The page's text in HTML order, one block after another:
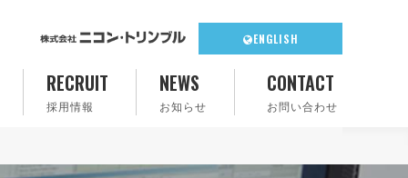
ENGLISH
RECRUIT
採用情報
NEWS
お知らせ
CONTACT
お問い合わせ